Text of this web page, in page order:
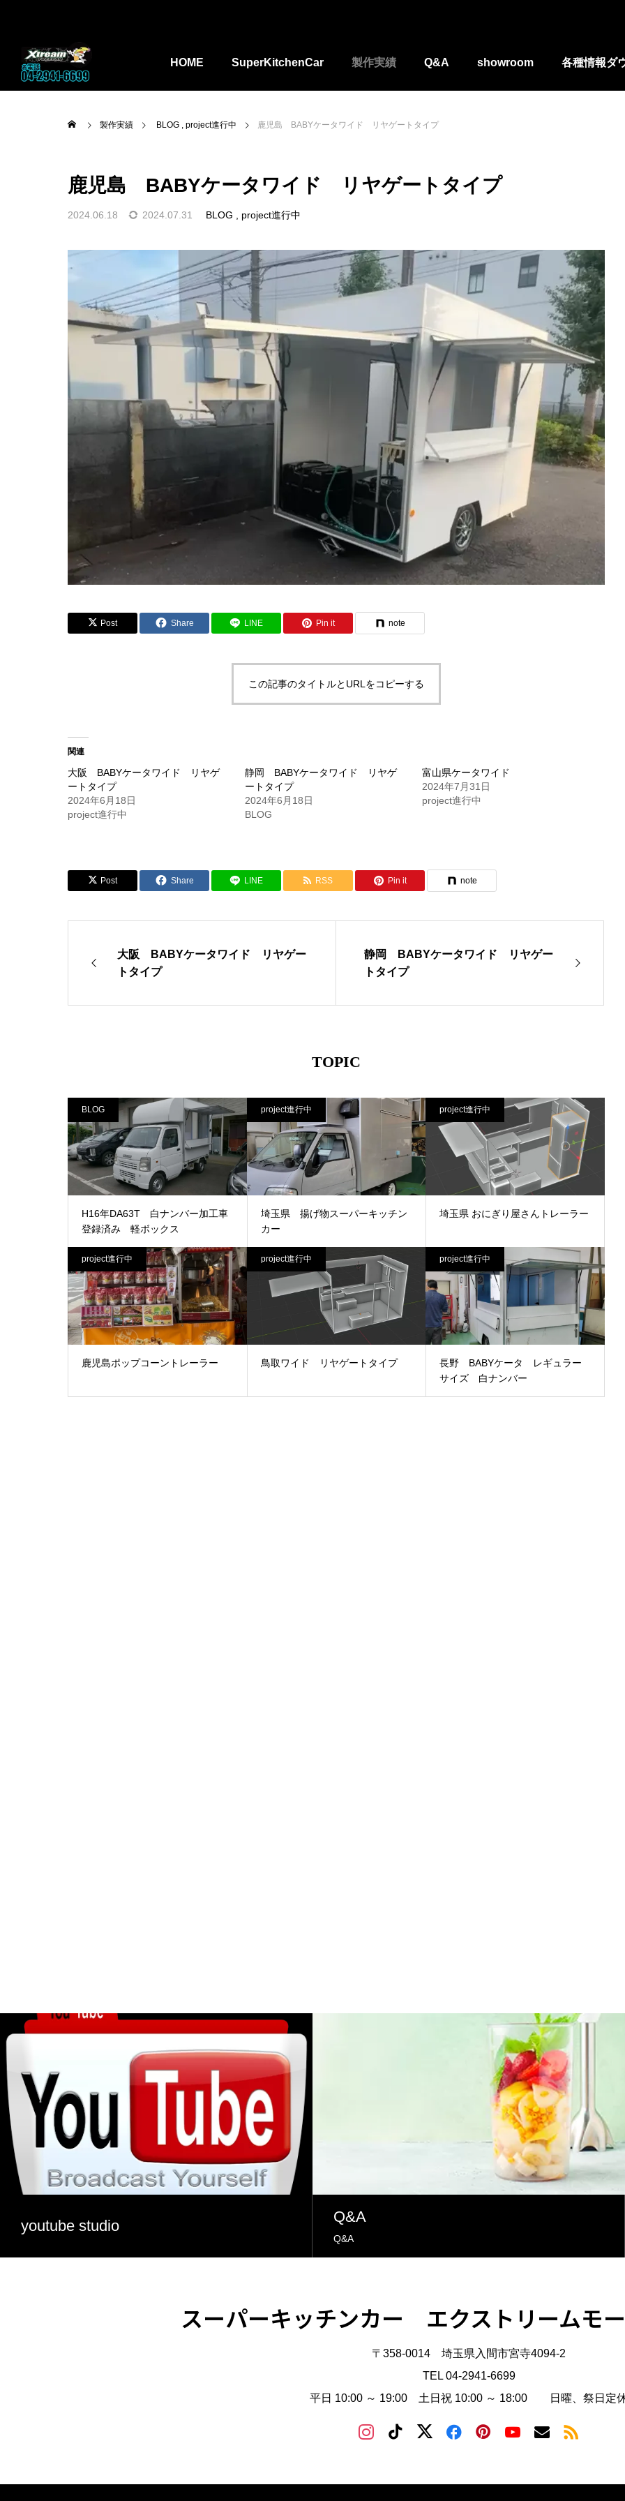
HOME SuperKitchenCar 製作実績 Q&A showroom 各種情報ダ
BLOG
埼玉県居酒屋さんトレーラー
BLOG
埼玉県 おにぎり屋さんトレーラ
project進行中
製作実績 BLOG project進行中 鹿児島 BABYケータワイド リヤゲートタイプ
鹿児島 BABYケータワイド リヤゲートタイプ
2024.06.18 2024.07.31 BLOG project進行中
Post Share LINE Pin it note
この記事のタイトルとURLをコピーする
関連
大阪 BABYケータワイド リヤゲ
ートタイプ
2024年6月18日
project進行中
静岡 BABYケータワイド リヤゲ
ートタイプ
2024年6月18日
BLOG
富山県ケータワイド
2024年7月31日
project進行中
Post Share LINE RSS Pin it note
大阪 BABYケータワイド リヤゲー
トタイプ
静岡 BABYケータワイド リヤゲー
トタイプ
TOPIC
BLOG
H16年DA63T 白ナンバー加工車
登録済み 軽ボックス
project進行中
埼玉県 揚げ物スーパーキッチン
カー
project進行中
埼玉県 おにぎり屋さんトレーラー
project進行中
鹿児島ポップコーントレーラー
project進行中
鳥取ワイド リヤゲートタイプ
project進行中
長野 BABYケータ レギュラー
サイズ 白ナンバー
youtube studio
Q&A
Q&A
スーパーキッチンカー エクストリームモ
〒358-0014 埼玉県入間市宮寺4094-2
TEL 04-2941-6699
平日 10:00 ～ 19:00 土日祝 10:00 ～ 18:00 日曜、祭日定